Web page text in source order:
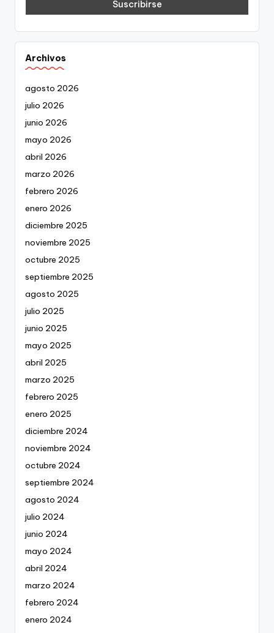
Archivos
agosto 2026
julio 2026
junio 2026
mayo 2026
abril 2026
marzo 2026
febrero 2026
enero 2026
diciembre 2025
noviembre 2025
octubre 2025
septiembre 2025
agosto 2025
julio 2025
junio 2025
mayo 2025
abril 2025
marzo 2025
febrero 2025
enero 2025
diciembre 2024
noviembre 2024
octubre 2024
septiembre 2024
agosto 2024
julio 2024
junio 2024
mayo 2024
abril 2024
marzo 2024
febrero 2024
enero 2024